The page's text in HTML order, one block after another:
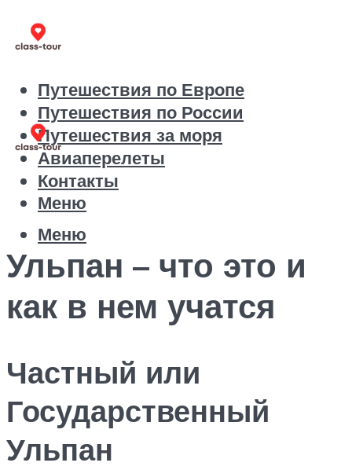
Путешествия по Европе
Путешествия по России
Путешествия за моря
Авиаперелеты
Контакты
Меню
Меню
Ульпан – что это и
как в нем учатся
Частный или
Государственный
Ульпан